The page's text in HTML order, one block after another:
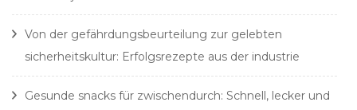
Von der gefährdungsbeurteilung zur gelebten
sicherheitskultur: Erfolgsrezepte aus der industrie
Gesunde snacks für zwischendurch: Schnell, lecker und